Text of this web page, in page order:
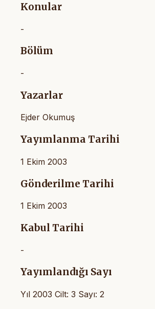
Konular
-
Bölüm
-
Yazarlar
Ejder Okumuş
Yayımlanma Tarihi
1 Ekim 2003
Gönderilme Tarihi
1 Ekim 2003
Kabul Tarihi
-
Yayımlandığı Sayı
Yıl 2003 Cilt: 3 Sayı: 2